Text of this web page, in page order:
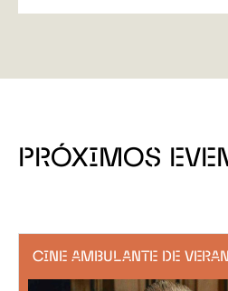
PRÓXIMOS
CINE AMBULANTE DE